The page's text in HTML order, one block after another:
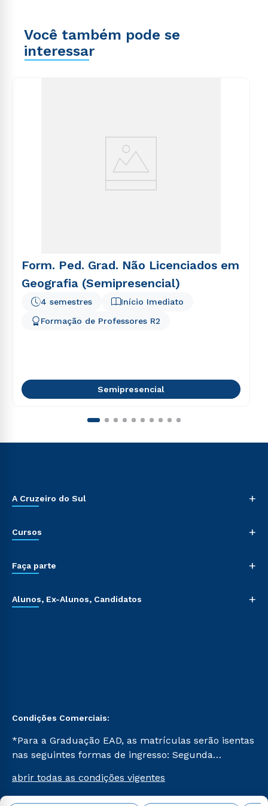
Você também pode se
interessar
Form. Ped. Grad. Não Licenciados em
Geografia (Semipresencial)
Início Imediato
4 semestres
Formação de Professores R2
Semipresencial
A Cruzeiro do Sul +
Cursos +
Faça parte +
Alunos, Ex-Alunos, Candidatos +
Condições Comerciais:
*Para a Graduação EAD, as matrículas serão isentas
nas seguintes formas de ingresso: Segunda
Já para as demais, a taxa de matrícula será de R$
49. *Para a Pós-graduação EAD, as ofertas
abrir todas as condições vigentes